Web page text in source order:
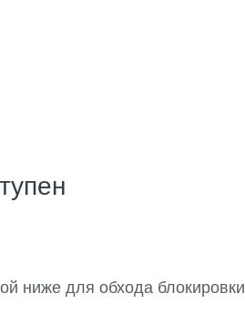
ниже для обхода блокировки